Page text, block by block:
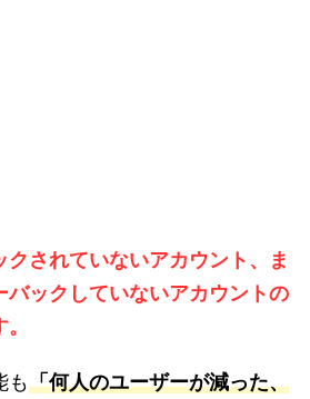
クされていないアカウント、ま
バックしていないアカウントの
。
も「何人のユーザーが減った、